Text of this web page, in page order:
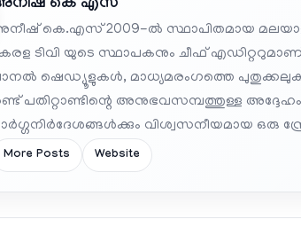
കെ എസ്
കെ.എസ് 2009-ൽ സ്ഥാപിതമായ
ടിവി യുടെ സ്ഥാപകനും ചീഫ്
ഷെഡ്യൂളുകൾ, മാധ്യമരംഗത്തെ
പതിറ്റാണ്ടിന്റെ അനുഭവസമ്പത്തുള്ള
വിശ്വസനീയമായ ഒരു
More Posts Website